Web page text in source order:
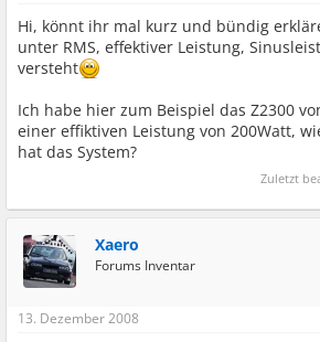
Hi, könnt ihr mal kurz und bündig
unter RMS, effektiver Leistung,
versteht
Ich habe hier zum Beispiel das Z2300
einer effiktiven Leistung von 200Watt,
hat das System?
Zuletzt
Xaero
Forums Inventar
13. Dezember 2008